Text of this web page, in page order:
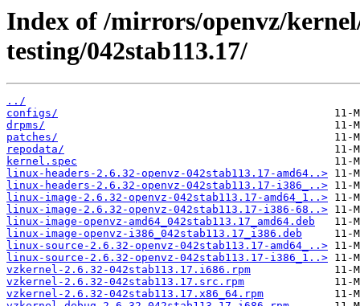
Index of /mirrors/openvz/
testing/042stab113.17/
../
configs/
drpms/
patches/
repodata/
kernel.spec
linux-headers-2.6.32-openvz-042stab113.17-amd64..>
linux-headers-2.6.32-openvz-042stab113.17-i386_..>
linux-image-2.6.32-openvz-042stab113.17-amd64_1..>
linux-image-2.6.32-openvz-042stab113.17-i386-68..>
linux-image-openvz-amd64_042stab113.17_amd64.deb
linux-image-openvz-i386_042stab113.17_i386.deb
linux-source-2.6.32-openvz-042stab113.17-amd64_..>
linux-source-2.6.32-openvz-042stab113.17-i386_1..>
vzkernel-2.6.32-042stab113.17.i686.rpm
vzkernel-2.6.32-042stab113.17.src.rpm
vzkernel-2.6.32-042stab113.17.x86_64.rpm